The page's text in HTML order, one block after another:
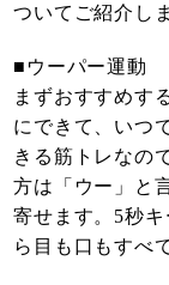
ついてご紹介し
■ウーパー運動
まずおすすめす
にできて、いつ
きる筋トレなの
方は「ウー」と
寄せます。5秒
ら目も口もすべ